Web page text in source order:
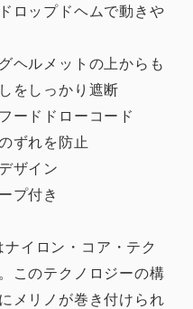
ロップドヘムで動きや
ヘルメットの上からも
をしっかり遮断
ードドローコード
ずれを防止
ザイン
プ付き
イロン・コア・テク
このテクノロジーの構
メリノが巻き付けられ